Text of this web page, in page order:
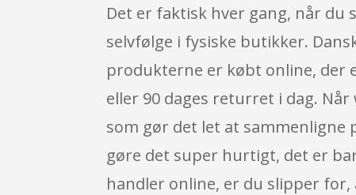
Det er faktisk hver gang, når
selvfølge i fysiske butikker.
produkterne er købt online, der
eller 90 dages returret i dag.
som gør det let at sammenligne
gøre det super hurtigt, det er
handler online, er du slipper